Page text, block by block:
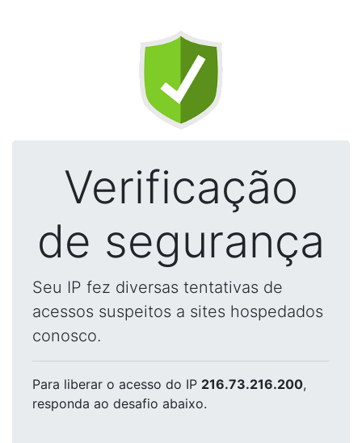
Verificação
de segurança
Seu IP fez diversas tentativas de
acessos suspeitos a sites hospedados
conosco.
Para liberar o acesso do IP 216.73.216.200,
responda ao desafio abaixo.